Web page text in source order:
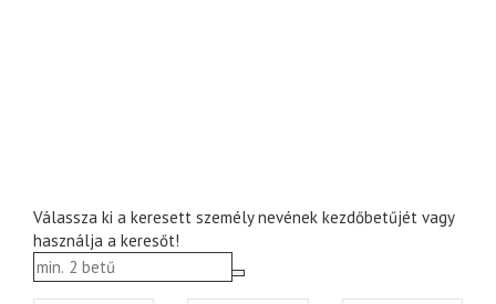
Válassza ki a keresett személy nevének kezdőbetűjét vagy
használja a keresőt!